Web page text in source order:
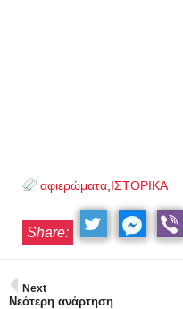
αφιερώματα ΙΣΤΟΡΙΚΑ
Share:
Next
Νεότερη ανάρτηση